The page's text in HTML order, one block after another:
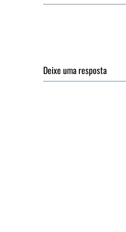
Deixe uma resposta